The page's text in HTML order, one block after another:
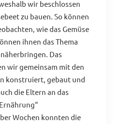
wir beschlossen
zu bauen. So können
wie das Gemüse
ihnen das Thema
Das
wir gemeinsam mit den
konstruiert, gebaut und
die Eltern an das
Wochen konnten die